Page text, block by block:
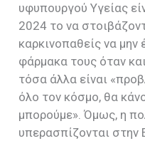
υφυπουργού Υγείας
2024 το να
καρκινοπαθείς να μην
φάρμακα τους όταν
τόσα άλλα είναι
όλο τον κόσμο, θα
μπορούμε». Όμως, η
υπερασπίζονται στην